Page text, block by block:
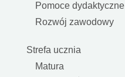
Pomoce dydaktyczne
Rozwój zawodowy
Strefa ucznia
Matura